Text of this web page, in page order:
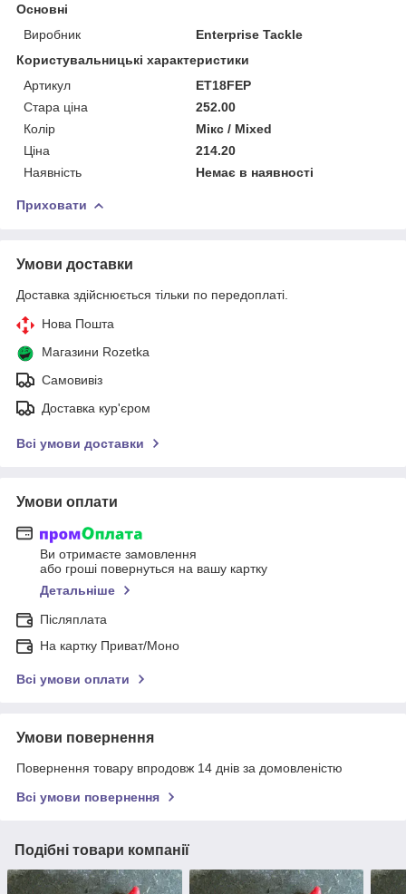
Основні
Виробник
Enterprise Tackle
Користувальницькі характеристики
Артикул
ET18FEP
Стара ціна
252.00
Колір
Мікс / Mixed
Ціна
214.20
Наявність
Немає в наявності
Приховати
Умови доставки
Доставка здійснюється тільки по передоплаті.
Нова Пошта
Магазини Rozetka
Самовивіз
Доставка кур'єром
Всі умови доставки
Умови оплати
Ви отримаєте замовлення
або гроші повернуться на вашу картку
Детальніше
Післяплата
На картку Приват/Моно
Всі умови оплати
Умови повернення
Повернення товару впродовж 14 днів за домовленістю
Всі умови повернення
Подібні товари компанії